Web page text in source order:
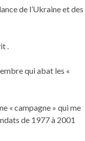
de l’Ukraine et des
.
qui abat les «
« campagne » qui me
de 1977 à 2001